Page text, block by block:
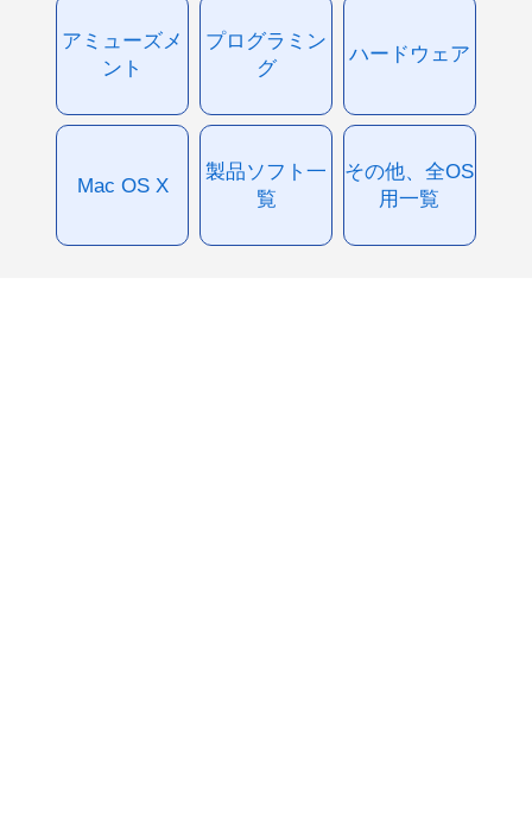
アミューズメ
ント
プログラミン
グ
ハードウェア
Mac OS X
製品ソフト一
覧
その他、全OS
用一覧